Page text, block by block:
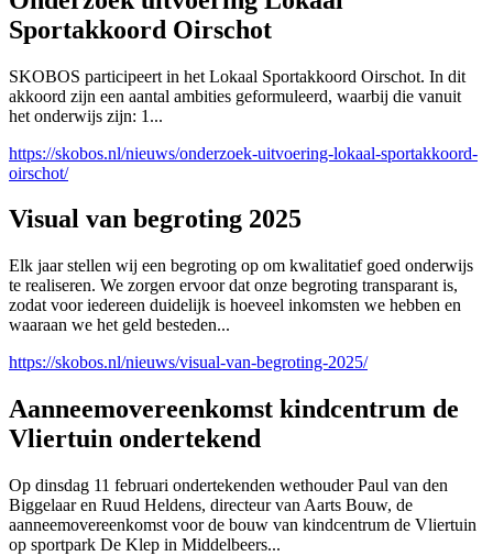
Sportakkoord Oirschot
SKOBOS participeert in het Lokaal Sportakkoord Oirschot. In dit
akkoord zijn een aantal ambities geformuleerd, waarbij die vanuit
het onderwijs zijn: 1...
https://skobos.nl/nieuws/onderzoek-uitvoering-lokaal-sportakkoord-
oirschot/
Visual van begroting 2025
Elk jaar stellen wij een begroting op om kwalitatief goed onderwijs
te realiseren. We zorgen ervoor dat onze begroting transparant is,
zodat voor iedereen duidelijk is hoeveel inkomsten we hebben en
waaraan we het geld besteden...
https://skobos.nl/nieuws/visual-van-begroting-2025/
Aanneemovereenkomst kindcentrum de
Vliertuin ondertekend
Op dinsdag 11 februari ondertekenden wethouder Paul van den
Biggelaar en Ruud Heldens, directeur van Aarts Bouw, de
aanneemovereenkomst voor de bouw van kindcentrum de Vliertuin
op sportpark De Klep in Middelbeers...